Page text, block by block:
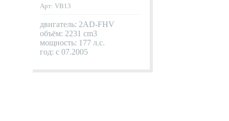
Арт: VB13
двигатель: 2AD-FHV
объём: 2231 cm3
мощность: 177 л.с.
год: с 07.2005